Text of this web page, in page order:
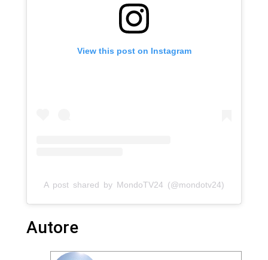
View this post on Instagram
A post shared by MondoTV24 (@mondotv24)
Autore